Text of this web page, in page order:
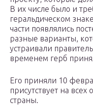
В их числе было и
геральдическом
части появлялись
разные варианты,
устраивали
временем герб
Его приняли 10
присутствует на
страны.